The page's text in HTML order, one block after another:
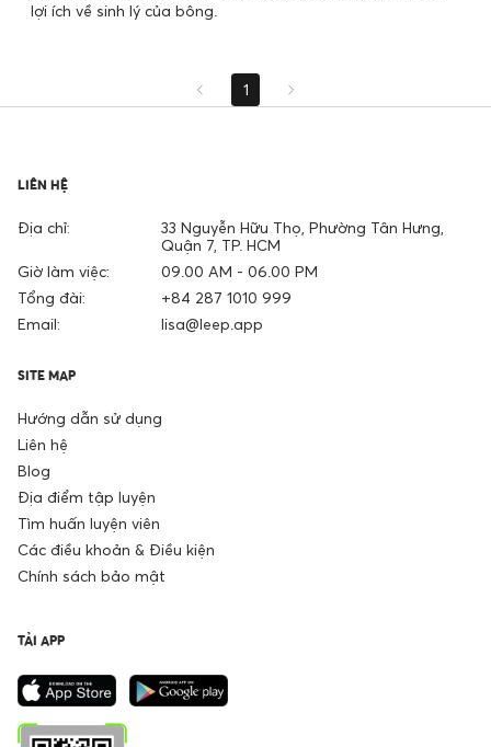
lợi ích về sinh lý của bông.
1
LIÊN HỆ
Địa chỉ:
33 Nguyễn Hữu Thọ, Phường Tân Hưng,
Quận 7, TP. HCM
Giờ làm việc:
09.00 AM - 06.00 PM
Tổng đài:
+84 287 1010 999
Email:
lisa@leep.app
SITE MAP
Hướng dẫn sử dụng
Liên hệ
Blog
Địa điểm tập luyện
Tìm huấn luyện viên
Các điều khoản & Điều kiện
Chính sách bảo mật
TẢI APP